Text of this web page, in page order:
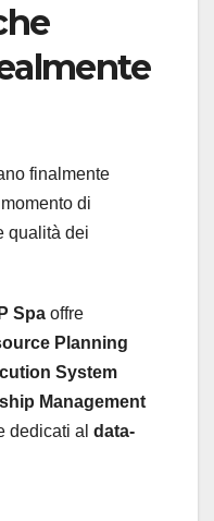
finalmente
di
qualità dei
Spa offre
Planning
System
Management
dedicati al data-